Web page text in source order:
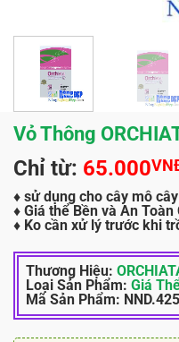
Vỏ Thông
Chỉ từ: 65.000
♦ sử dụng cho cây mô
♦ Giá thể Bền và An Toàn
♦ Ko cần xử lý trước khi
Thương Hiệu:
Loại Sản Phẩm: Giá
Mã Sản Phẩm: